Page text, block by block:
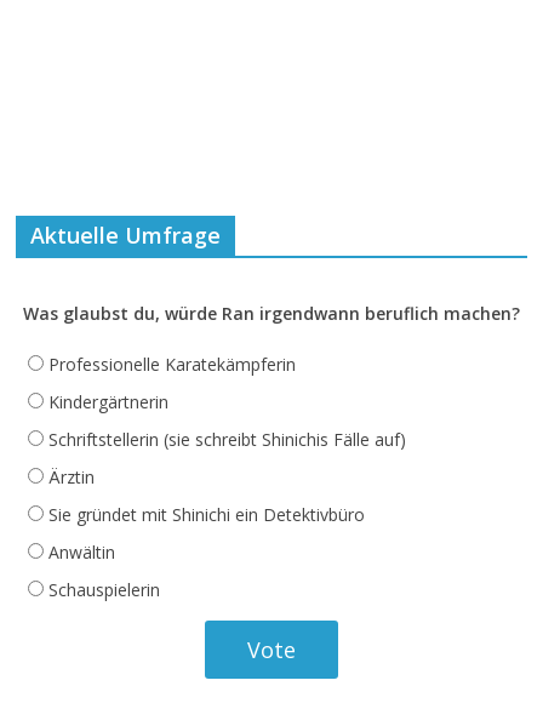
Aktuelle Umfrage
Was glaubst du, würde Ran irgendwann beruflich machen?
Professionelle Karatekämpferin
Kindergärtnerin
Schriftstellerin (sie schreibt Shinichis Fälle auf)
Ärztin
Sie gründet mit Shinichi ein Detektivbüro
Anwältin
Schauspielerin